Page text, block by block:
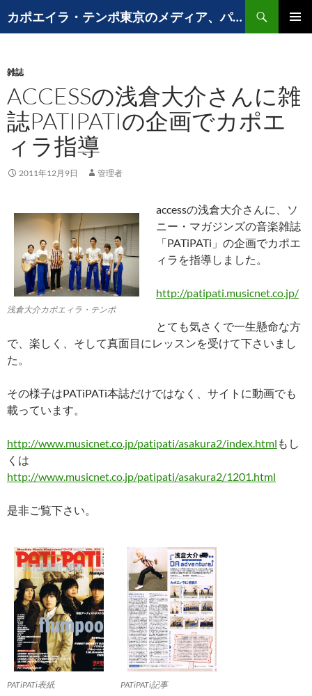
ン
ツ
ス
キ
カポエイラ・テンポ東京のメディア、パフォーマンスなど出演歴
索
雑誌
ACCESSの浅倉大介さんに雑
誌PATIPATIの企画でカポエ
ィラ指導
2011年12月9日 管理者
浅倉大介カポエィラ・テンポ
accessの浅倉大介さんに、ソ
ニー・マガジンズの音楽雑誌
「PATiPATi」の企画でカポエ
ィラを指導しました。
http://patipati.musicnet.co.jp/
とても気さくで一生懸命な方
で、楽しく、そして真面目にレッスンを受けて下さいまし
た。
その様子はPATiPATi本誌だけではなく、サイトに動画でも
載っています。
http://www.musicnet.co.jp/patipati/asakura2/index.html もし
くは
http://www.musicnet.co.jp/patipati/asakura2/1201.html
是非ご覧下さい。
PATiPATi表紙 PATiPATi記事